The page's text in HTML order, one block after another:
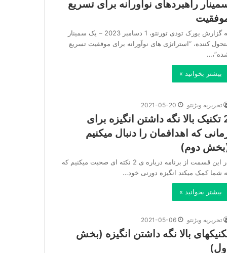
راهبردهای نوآورانه برای تسریع
به گزارش یورک تودی تورنتو، 1 دسامبر 2023 – یک سمینار
کننده، “استراتژی های نوآورانه برای موفقیت تسریع
بیشتر بخوانید »
تحریریه ویژنتو 2021-05-20
2 تکنیک بالا نگه داشتن انگیزه برای
که اهدافمان را دنبال میکنیم
دوم)
در این قسمت از برنامه درباره ی 2 نکته ای صحبت میکنیم که
شما کمک میکند انگیزه دورنی خود…
بیشتر بخوانید »
تحریریه ویژنتو 2021-05-06
بالا نگه داشتن انگیزه (بخش
اول)